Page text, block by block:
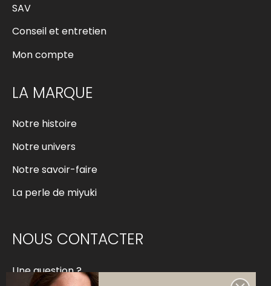
SAV
Conseil et entretien
Mon compte
LA MARQUE
Notre histoire
Notre univers
Notre savoir-faire
La perle de miyuki
NOUS CONTACTER
Une question ?